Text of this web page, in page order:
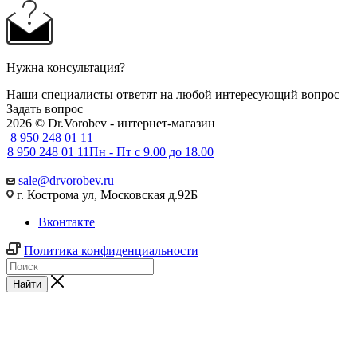
Нужна консультация?
Наши специалисты ответят на любой интересующий вопрос
Задать вопрос
2026 © Dr.Vorobev - интернет-магазин
8 950 248 01 11
8 950 248 01 11Пн - Пт с 9.00 до 18.00
sale@drvorobev.ru
г. Кострома ул, Московская д.92Б
Вконтакте
Политика конфиденциальности
Найти